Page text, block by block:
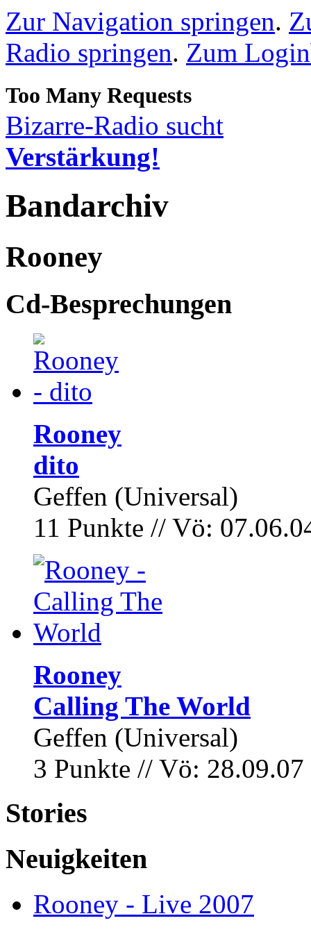
Zur Navigation springen.
Radio springen. Zum
Bizarre-Radio sucht
Verstärkung!
Bandarchiv
Rooney
Cd-Besprechungen
Rooney
dito
Geffen (Universal)
11 Punkte // Vö:
Rooney
Calling The World
Geffen (Universal)
3 Punkte // Vö: 28.09.07
Stories
Neuigkeiten
Rooney - Live 2007